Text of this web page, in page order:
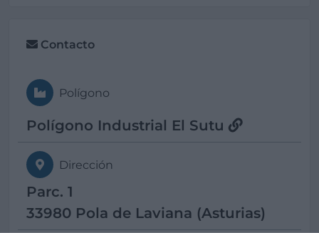
Contacto
Polígono
Polígono Industrial El Sutu
Dirección
Parc. 1
33980 Pola de Laviana (Asturias)